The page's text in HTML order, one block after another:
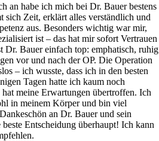
an habe ich mich bei Dr. Bauer bestens
sich Zeit, erklärt alles verständlich und
aus. Besonders wichtig war mir,
ist – das hat mir sofort Vertrauen
Dr. Bauer einfach top: emphatisch, ruhig
vor und nach der OP. Die Operation
– ich wusste, dass ich in den besten
Tagen hatte ich kaum noch
meine Erwartungen übertroffen. Ich
in meinem Körper und bin viel
an Dr. Bauer und sein
beste Entscheidung überhaupt! Ich kann